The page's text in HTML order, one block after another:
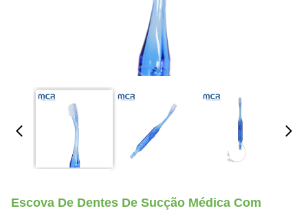
Escova De Dentes De Sucção Médica Com